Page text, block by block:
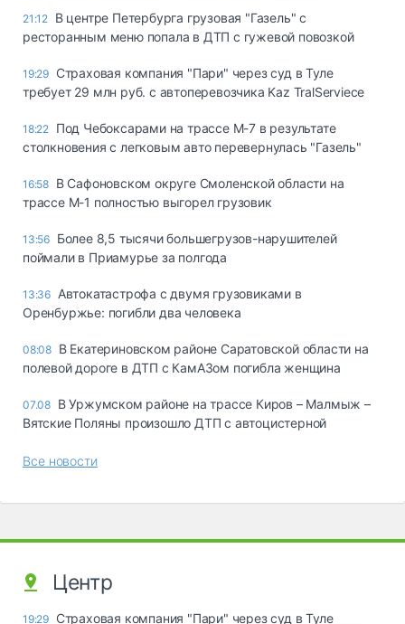
21:12 В центре Петербурга грузовая "Газель" с
ресторанным меню попала в ДТП с гужевой повозкой
19:29 Страховая компания "Пари" через суд в Туле
требует 29 млн руб. с автоперевозчика Kaz TralServiece
18:22 Под Чебоксарами на трассе М-7 в результате
столкновения с легковым авто перевернулась "Газель"
16:58 В Сафоновском округе Смоленской области на
трассе М-1 полностью выгорел грузовик
13:56 Более 8,5 тысячи большегрузов-нарушителей
поймали в Приамурье за полгода
13:36 Автокатастрофа с двумя грузовиками в
Оренбуржье: погибли два человека
08:08 В Екатериновском районе Саратовской области на
полевой дороге в ДТП с КамАЗом погибла женщина
07.08 В Уржумском районе на трассе Киров – Малмыж –
Вятские Поляны произошло ДТП с автоцистерной
Все новости
Центр
19:29 Страховая компания "Пари" через суд в Туле